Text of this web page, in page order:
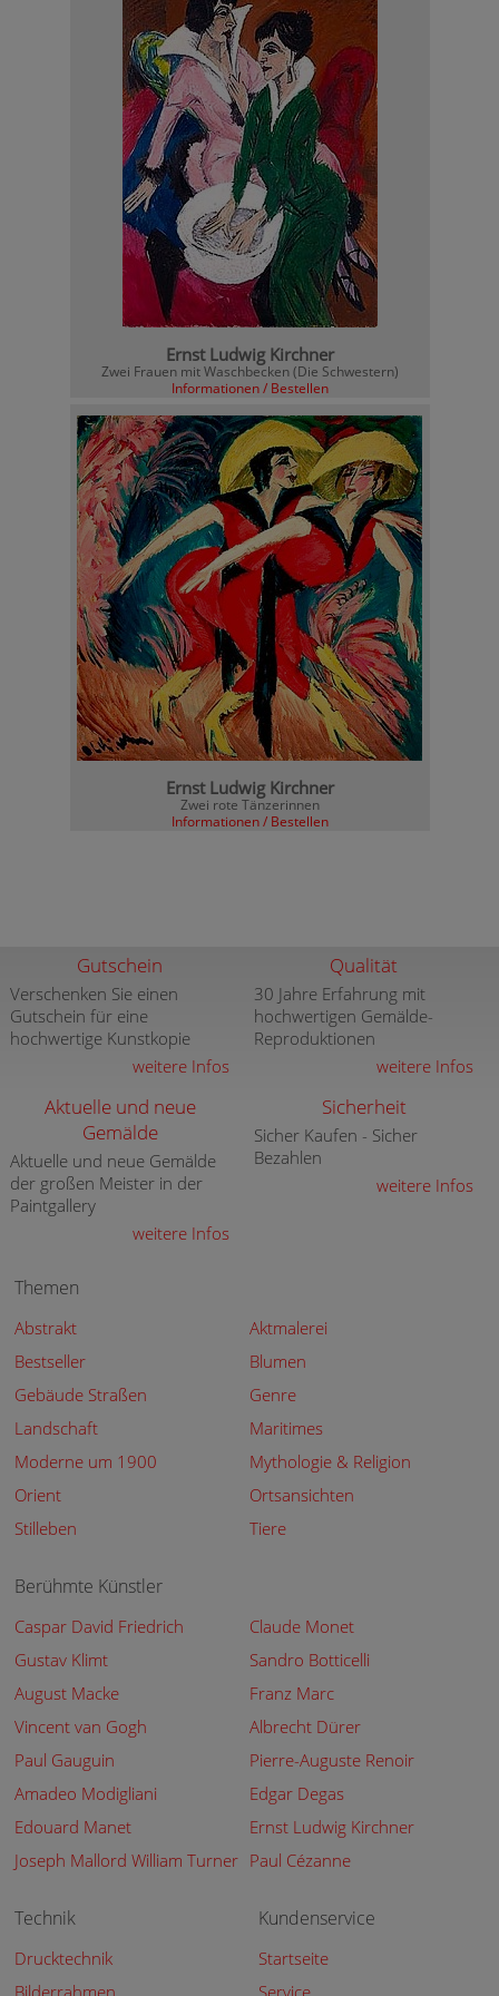
Ernst Ludwig Kirchner
Zwei Frauen mit Waschbecken (Die Schwestern)
Informationen / Bestellen
Ernst Ludwig Kirchner
Zwei rote Tänzerinnen
Informationen / Bestellen
Gutschein
Verschenken Sie einen
Gutschein für eine
hochwertige Kunstkopie
weitere Infos
Qualität
30 Jahre Erfahrung mit
hochwertigen Gemälde-
Reproduktionen
weitere Infos
Aktuelle und neue
Gemälde
Aktuelle und neue Gemälde
der großen Meister in der
Paintgallery
weitere Infos
Sicherheit
Sicher Kaufen - Sicher
Bezahlen
weitere Infos
Themen
Abstrakt
Aktmalerei
Bestseller
Blumen
Gebäude Straßen
Genre
Landschaft
Maritimes
Moderne um 1900
Mythologie & Religion
Orient
Ortsansichten
Stilleben
Tiere
Berühmte Künstler
Caspar David Friedrich
Claude Monet
Gustav Klimt
Sandro Botticelli
August Macke
Franz Marc
Vincent van Gogh
Albrecht Dürer
Paul Gauguin
Pierre-Auguste Renoir
Amadeo Modigliani
Edgar Degas
Edouard Manet
Ernst Ludwig Kirchner
Joseph Mallord William Turner Paul Cézanne
Technik
Drucktechnik
Bilderrahmen
Kundenservice
Startseite
Service